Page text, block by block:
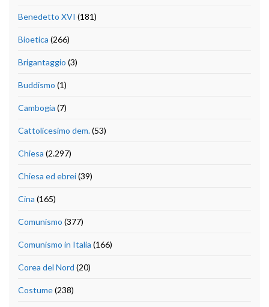
Benedetto XVI (181)
Bioetica (266)
Brigantaggio (3)
Buddismo (1)
Cambogia (7)
Cattolicesimo dem.(53)
Chiesa (2.297)
Chiesa ed ebrei(39)
Cina (165)
Comunismo (377)
Comunismo in Italia (166)
Corea del Nord (20)
Costume(238)